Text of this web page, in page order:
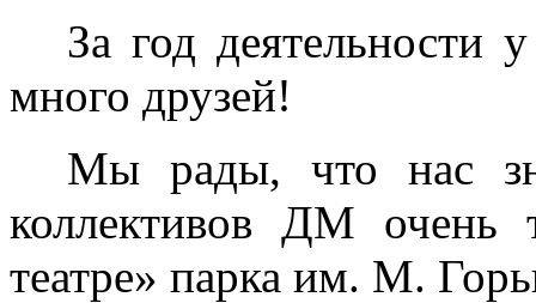
За год
много друзей!
Мы рады, что нас
коллективов ДМ очень
театре» парка им. М.